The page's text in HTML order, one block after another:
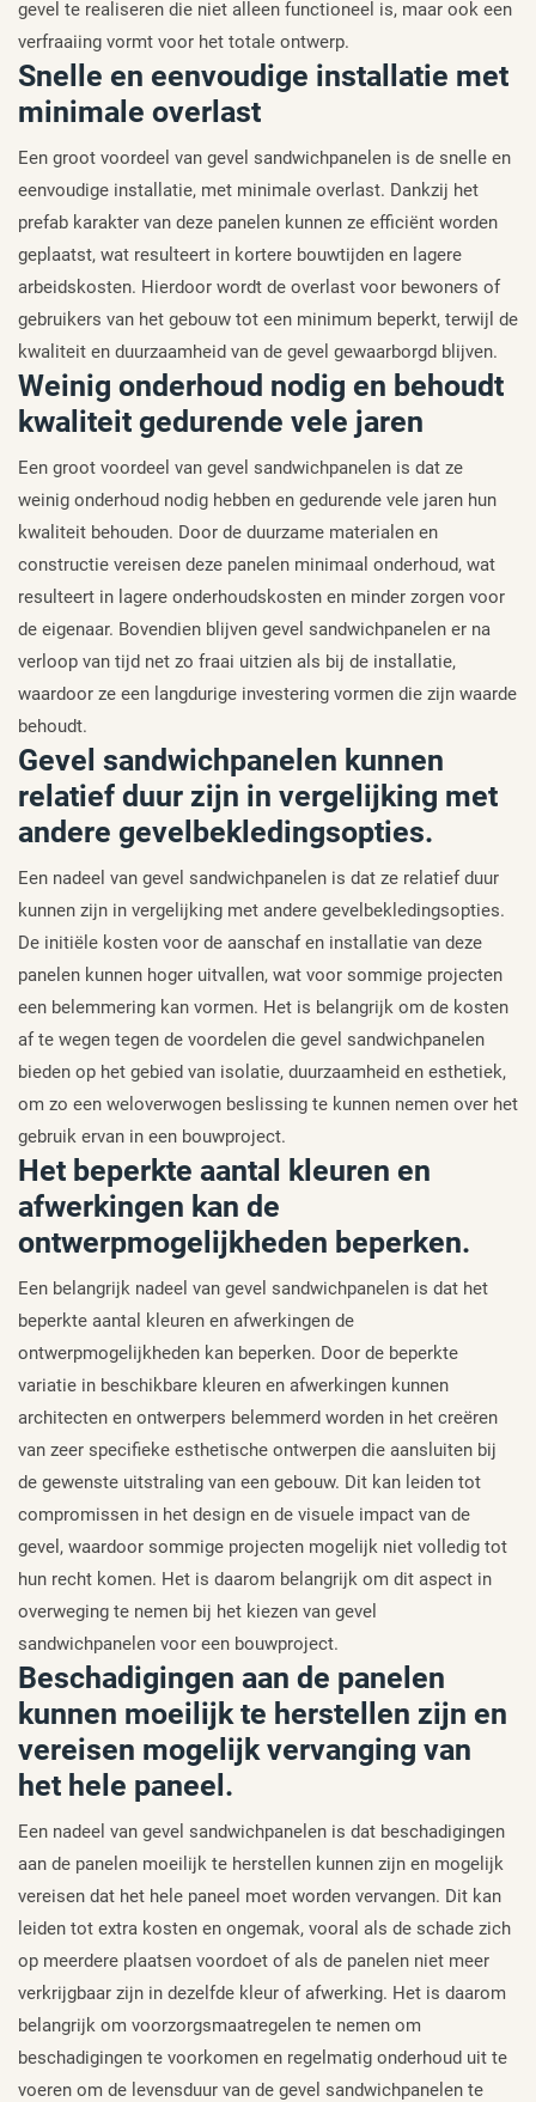
gevel te realiseren die niet alleen functioneel is, maar ook een
verfraaiing vormt voor het totale ontwerp.
Snelle en eenvoudige installatie met
minimale overlast
Een groot voordeel van gevel sandwichpanelen is de snelle en
eenvoudige installatie, met minimale overlast. Dankzij het
prefab karakter van deze panelen kunnen ze efficiënt worden
geplaatst, wat resulteert in kortere bouwtijden en lagere
arbeidskosten. Hierdoor wordt de overlast voor bewoners of
gebruikers van het gebouw tot een minimum beperkt, terwijl de
kwaliteit en duurzaamheid van de gevel gewaarborgd blijven.
Weinig onderhoud nodig en behoudt
kwaliteit gedurende vele jaren
Een groot voordeel van gevel sandwichpanelen is dat ze
weinig onderhoud nodig hebben en gedurende vele jaren hun
kwaliteit behouden. Door de duurzame materialen en
constructie vereisen deze panelen minimaal onderhoud, wat
resulteert in lagere onderhoudskosten en minder zorgen voor
de eigenaar. Bovendien blijven gevel sandwichpanelen er na
verloop van tijd net zo fraai uitzien als bij de installatie,
waardoor ze een langdurige investering vormen die zijn waarde
behoudt.
Gevel sandwichpanelen kunnen
relatief duur zijn in vergelijking met
andere gevelbekledingsopties.
Een nadeel van gevel sandwichpanelen is dat ze relatief duur
kunnen zijn in vergelijking met andere gevelbekledingsopties.
De initiële kosten voor de aanschaf en installatie van deze
panelen kunnen hoger uitvallen, wat voor sommige projecten
een belemmering kan vormen. Het is belangrijk om de kosten
af te wegen tegen de voordelen die gevel sandwichpanelen
bieden op het gebied van isolatie, duurzaamheid en esthetiek,
om zo een weloverwogen beslissing te kunnen nemen over het
gebruik ervan in een bouwproject.
Het beperkte aantal kleuren en
afwerkingen kan de
ontwerpmogelijkheden beperken.
Een belangrijk nadeel van gevel sandwichpanelen is dat het
beperkte aantal kleuren en afwerkingen de
ontwerpmogelijkheden kan beperken. Door de beperkte
variatie in beschikbare kleuren en afwerkingen kunnen
architecten en ontwerpers belemmerd worden in het creëren
van zeer specifieke esthetische ontwerpen die aansluiten bij
de gewenste uitstraling van een gebouw. Dit kan leiden tot
compromissen in het design en de visuele impact van de
gevel, waardoor sommige projecten mogelijk niet volledig tot
hun recht komen. Het is daarom belangrijk om dit aspect in
overweging te nemen bij het kiezen van gevel
sandwichpanelen voor een bouwproject.
Beschadigingen aan de panelen
kunnen moeilijk te herstellen zijn en
vereisen mogelijk vervanging van
het hele paneel.
Een nadeel van gevel sandwichpanelen is dat beschadigingen
aan de panelen moeilijk te herstellen kunnen zijn en mogelijk
vereisen dat het hele paneel moet worden vervangen. Dit kan
leiden tot extra kosten en ongemak, vooral als de schade zich
op meerdere plaatsen voordoet of als de panelen niet meer
verkrijgbaar zijn in dezelfde kleur of afwerking. Het is daarom
belangrijk om voorzorgsmaatregelen te nemen om
beschadigingen te voorkomen en regelmatig onderhoud uit te
voeren om de levensduur van de gevel sandwichpanelen te